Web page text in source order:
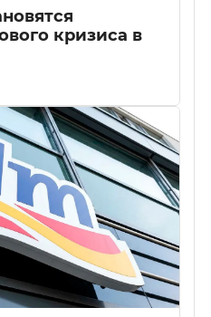
кризиса в